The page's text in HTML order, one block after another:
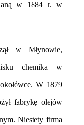
w 1884 r. w
w Młynowie,
chemika w
W 1879
fabrykę olejów
Niestety firma